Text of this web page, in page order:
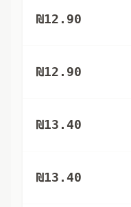
₪12.90
₪12.90
₪13.40
₪13.40